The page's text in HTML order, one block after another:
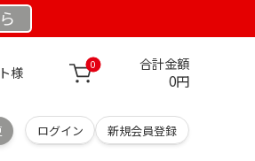
様 0 合計金額
0円
ログイン 新規会員登録